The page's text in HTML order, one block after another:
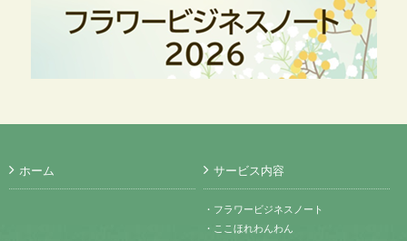
ホーム サービス内容
・フラワービジネスノート
・ここほれわんわん